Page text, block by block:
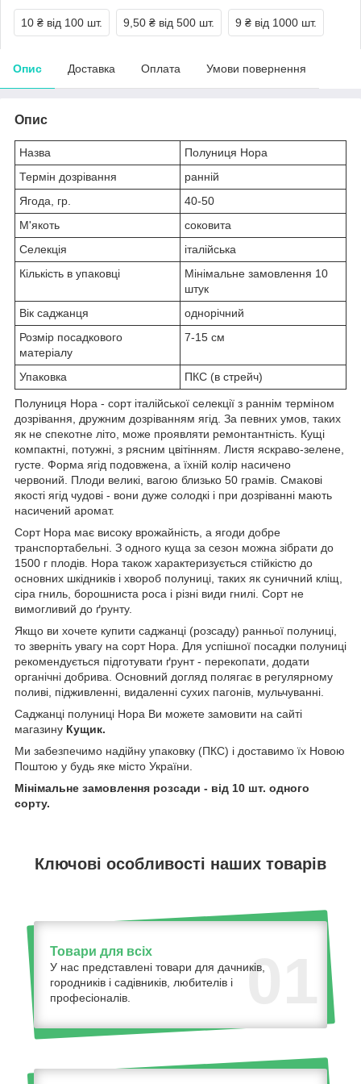
10 ₴ від 100 шт. 9,50 ₴ від 500 шт. 9 ₴ від 1000 шт.
Опис Доставка Оплата Умови повернення
Опис
Назва
Полуниця Нора
Термін дозрівання
ранній
Ягода, гр.
40-50
М'якоть
соковита
Селекція
італійська
Кількість в упаковці
Мінімальне замовлення 10
штук
Вік саджанця
однорічний
Розмір посадкового
матеріалу
7-15 см
Упаковка ПКС (в стрейч)
Полуниця Нора - сорт італійської селекції з раннім терміном
дозрівання, дружним дозріванням ягід. За певних умов, таких
як не спекотне літо, може проявляти ремонтантність. Кущі
компактні, потужні, з рясним цвітінням. Листя яскраво-зелене,
густе. Форма ягід подовжена, а їхній колір насичено
червоний. Плоди великі, вагою близько 50 грамів. Смакові
якості ягід чудові - вони дуже солодкі і при дозріванні мають
насичений аромат.
Сорт Нора має високу врожайність, а ягоди добре
транспортабельні. З одного куща за сезон можна зібрати до
1500 г плодів. Нора також характеризується стійкістю до
основних шкідників і хвороб полуниці, таких як суничний кліщ,
сіра гниль, борошниста роса і різні види гнилі. Сорт не
вимогливий до ґрунту.
Якщо ви хочете купити саджанці (розсаду) ранньої полуниці,
то зверніть увагу на сорт Нора. Для успішної посадки полуниці
рекомендується підготувати ґрунт - перекопати, додати
органічні добрива. Основний догляд полягає в регулярному
поливі, підживленні, видаленні сухих пагонів, мульчуванні.
Саджанці полуниці Нора Ви можете замовити на сайті
магазину Кущик.
Ми забезпечимо надійну упаковку (ПКС) і доставимо їх Новою
Поштою у будь яке місто України.
Мінімальне замовлення розсади - від 10 шт. одного
сорту.
Ключові особливості наших товарів
01
Товари для всіх
У нас представлені товари для дачників,
городників і садівників, любителів і
професіоналів.